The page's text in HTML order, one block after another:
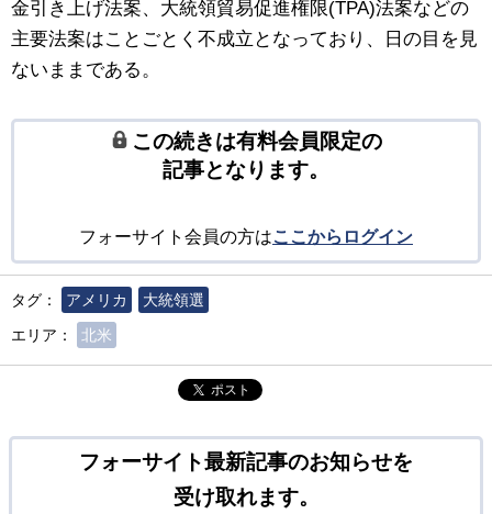
金引き上げ法案、大統領貿易促進権限(TPA)法案などの
主要法案はことごとく不成立となっており、日の目を見
ないままである。
この続きは有料会員限定の
記事となります。
フォーサイト会員の方はここからログイン
タグ： アメリカ
大統領選
エリア：
北米
ポスト
フォーサイト最新記事のお知らせを
受け取れます。